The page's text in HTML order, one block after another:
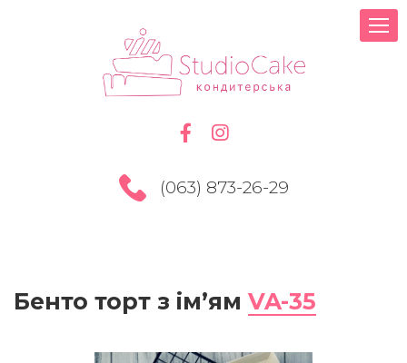
(063) 873-26-29
Бенто торт з ім’ям VA-35